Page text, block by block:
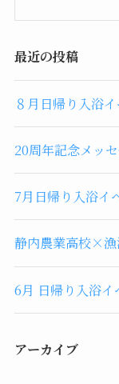
最近の投稿
８月日帰り入浴
20周年記念メッ
7月日帰り入浴イ
静内農業高校×
6月 日帰り入浴
アーカイブ